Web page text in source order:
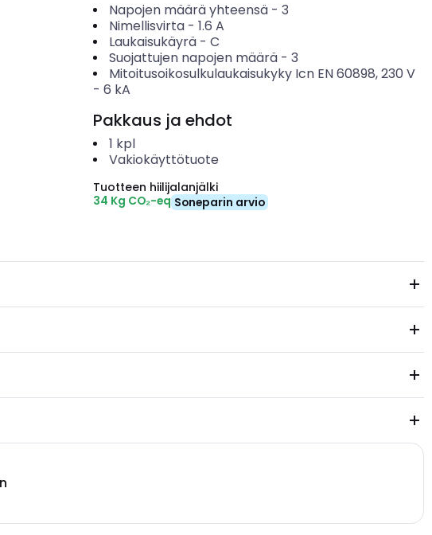
Napojen määrä yhteensä- 3
Nimellisvirta- 1.6 A
Laukaisukäyrä- C
Suojattujen napojen määrä- 3
Mitoitusoikosulkulaukaisukyky Icn EN 60898, 230 V
- 6 kA
Pakkaus ja ehdot
1 kpl
Vakiokäyttötuote
Tuotteen hiilijalanjälki
34 Kg CO₂-eq Soneparin arvio